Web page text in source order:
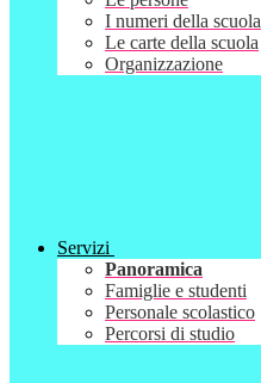
I numeri della scuola
Le carte della scuola
Organizzazione
Servizi
Panoramica
Famiglie e studenti
Personale scolastico
Percorsi di studio